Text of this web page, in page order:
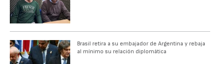
Brasil retira a su embajador de Argentina y rebaja
al mínimo su relación diplomática